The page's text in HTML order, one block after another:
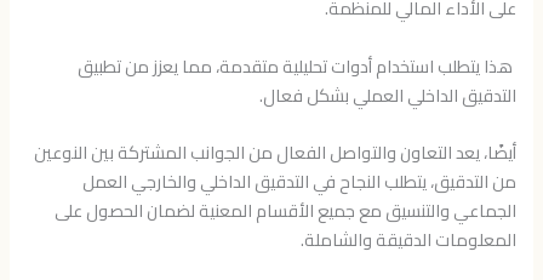
على الأداء المالي للمنظمة.
هذا يتطلب استخدام أدوات تحليلية متقدمة، مما يعزز من تطبيق
التدقيق الداخلي العملي بشكل فعال.
أيضًا، يعد التعاون والتواصل الفعال من الجوانب المشتركة بين النوعين
من التدقيق، يتطلب النجاح في التدقيق الداخلي والخارجي العمل
الجماعي والتنسيق مع جميع الأقسام المعنية لضمان الحصول على
المعلومات الدقيقة والشاملة.